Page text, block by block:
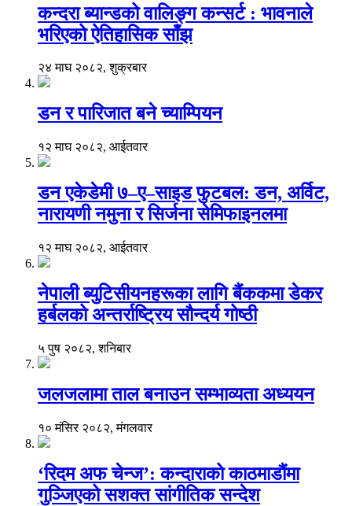
कन्दरा ब्यान्डको वालिङ्ग कन्सर्ट : भावनाले
भरिएको ऐतिहासिक साँझ
२४ माघ २०८२, शुक्रबार
डन र पारिजात बने च्याम्पियन
१२ माघ २०८२, आईतवार
डन एकेडेमी ७–ए–साइड फुटबल: डन, अर्विट,
नारायणी नमुना र सिर्जना सेमिफाइनलमा
१२ माघ २०८२, आईतवार
नेपाली ब्युटिसीयनहरूका लागि बैंककमा डेकर
हर्बलको अन्तर्राष्ट्रिय सौन्दर्य गोष्ठी
५ पुष २०८२, शनिबार
जलजलामा ताल बनाउन सम्भाव्यता अध्ययन
१० मंसिर २०८२, मंगलवार
‘रिदम अफ चेन्ज’: कन्दाराको काठमाडौंमा
गुञ्जिएको सशक्त सांगीतिक सन्देश